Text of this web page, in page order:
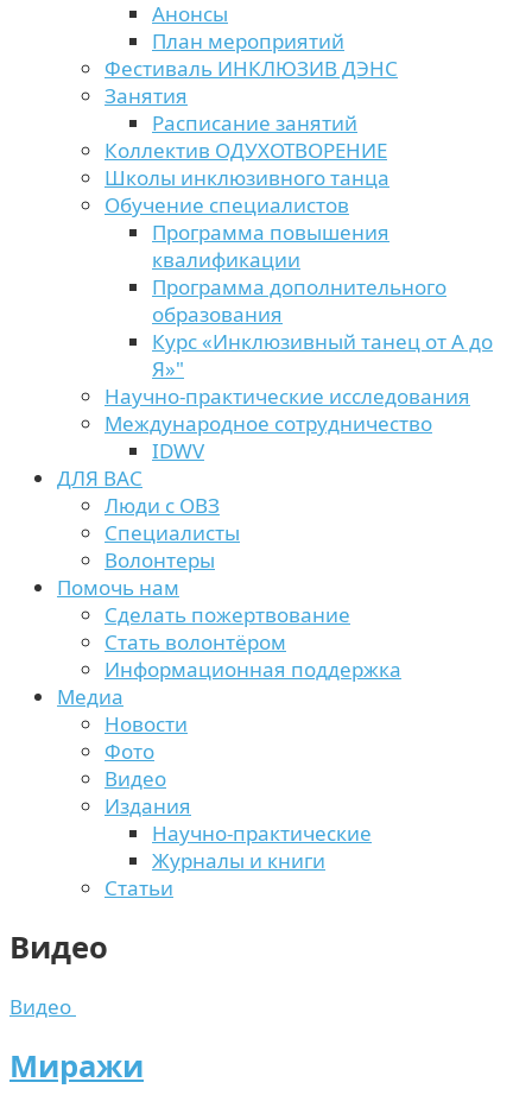
Анонсы
План мероприятий
Фестиваль ИНКЛЮЗИВ ДЭНС
Занятия
Расписание занятий
Коллектив ОДУХОТВОРЕНИЕ
Школы инклюзивного танца
Обучение специалистов
Программа повышения
квалификации
Программа дополнительного
образования
Курс «Инклюзивный танец от А до
Я»"
Научно-практические исследования
Международное сотрудничество
IDWV
ДЛЯ ВАС
Люди с ОВЗ
Специалисты
Волонтеры
Помочь нам
Сделать пожертвование
Стать волонтёром
Информационная поддержка
Медиа
Новости
Фото
Видео
Издания
Научно-практические
Журналы и книги
Статьи
Видео
Видео
Миражи